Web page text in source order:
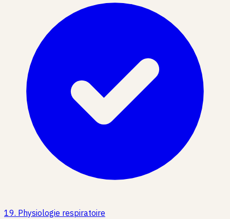
19. Physiologie respiratoire